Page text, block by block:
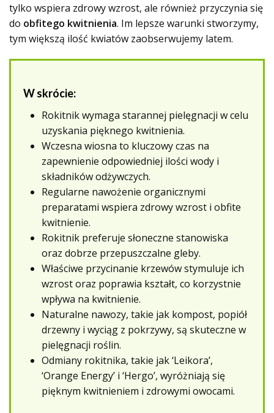
tylko wspiera zdrowy wzrost, ale również przyczynia się
do obfitego kwitnienia. Im lepsze warunki stworzymy,
tym większą ilość kwiatów zaobserwujemy latem.
W skrócie:
Rokitnik wymaga starannej pielęgnacji w celu
uzyskania pięknego kwitnienia.
Wczesna wiosna to kluczowy czas na
zapewnienie odpowiedniej ilości wody i
składników odżywczych.
Regularne nawożenie organicznymi
preparatami wspiera zdrowy wzrost i obfite
kwitnienie.
Rokitnik preferuje słoneczne stanowiska
oraz dobrze przepuszczalne gleby.
Właściwe przycinanie krzewów stymuluje ich
wzrost oraz poprawia kształt, co korzystnie
wpływa na kwitnienie.
Naturalne nawozy, takie jak kompost, popiół
drzewny i wyciąg z pokrzywy, są skuteczne w
pielęgnacji roślin.
Odmiany rokitnika, takie jak ‘Leikora’,
‘Orange Energy’ i ‘Hergo’, wyróżniają się
pięknym kwitnieniem i zdrowymi owocami.